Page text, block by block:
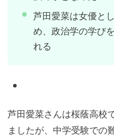
芦田愛菜は女優と
め、政治学の学び
れる
芦田愛菜さんは桜蔭高校
ましたが、中学受験での